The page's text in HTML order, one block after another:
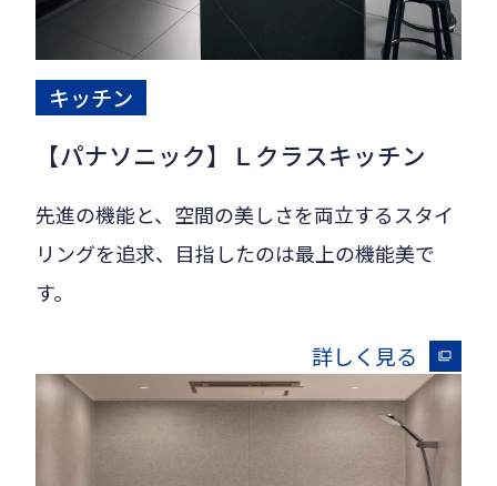
キッチン
【パナソニック】Ｌクラスキッチン
先進の機能と、空間の美しさを両立するスタイ
リングを追求、目指したのは最上の機能美で
す。
詳しく見る